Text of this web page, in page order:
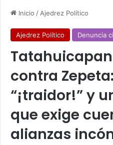
Inicio / Ajedrez Político
Ajedrez Político Denuncia
contra
“¡traidor!” y
que exige
alianzas